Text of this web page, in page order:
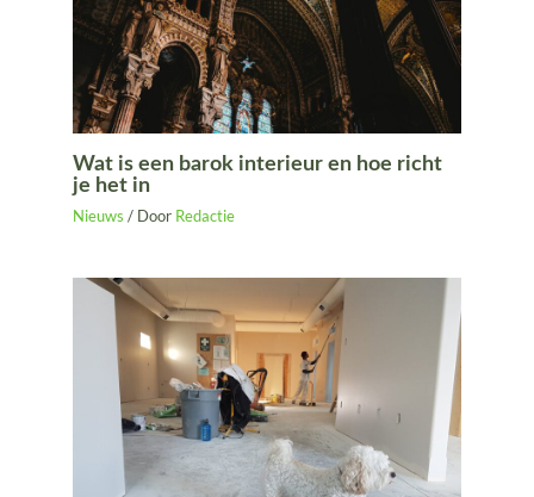
Wat is een barok interieur en hoe richt
je het in
Nieuws / Door Redactie